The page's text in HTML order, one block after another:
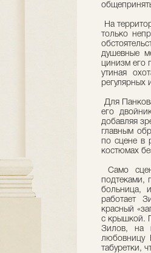
На
только
душевные
цинизм его
утиная
регулярных
Для
его
добавляя
главным
по сцене в
костюмах
Само
подтеками,
больница,
работает
красный
с крышкой.
Зилов, на
любовницу
табуретки,